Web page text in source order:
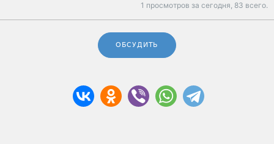
1 просмотров за сегодня, 83 всего.
ОБСУДИТЬ